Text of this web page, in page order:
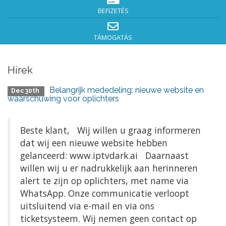
BEFIZETÉS
TÁMOGATÁS
Hírek
Dec 30th
Belangrijk mededeling: nieuwe website en
waarschuwing voor oplichters
Beste klant, Wij willen u graag informeren
dat wij een nieuwe website hebben
gelanceerd: www.iptvdark.ai Daarnaast
willen wij u er nadrukkelijk aan herinneren
alert te zijn op oplichters, met name via
WhatsApp. Onze communicatie verloopt
uitsluitend via e-mail en via ons
ticketsysteem. Wij nemen geen contact op